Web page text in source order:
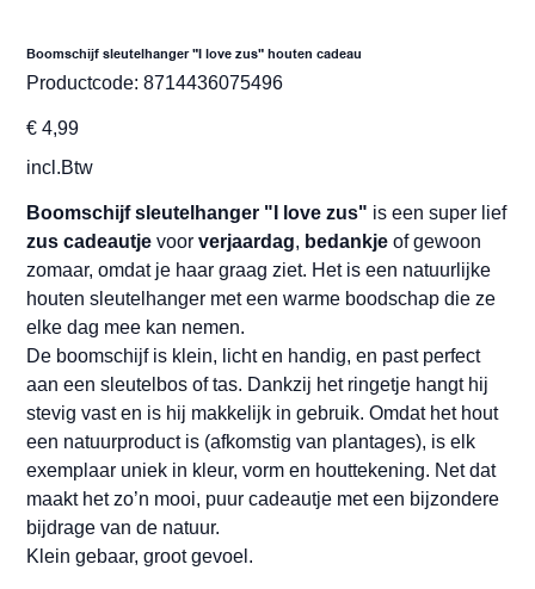
Boomschijf sleutelhanger "I love zus" houten cadeau
Productcode: Productcode
8714436075496
8714436075496
Prijs
€ 4,99
incl.Btw
Boomschijf sleutelhanger "I love zus" is een super lief
zus cadeautje voorverjaardag, bedankje of gewoon
zomaar, omdat je haar graag ziet. Het is een natuurlijke
houten sleutelhanger met een warme boodschap die ze
elke dag mee kan nemen.
De boomschijf is klein, licht en handig, en past perfect
aan een sleutelbos of tas. Dankzij het ringetje hangt hij
stevig vast en is hij makkelijk in gebruik. Omdat het hout
een natuurproduct is (afkomstig van plantages), is elk
exemplaar uniek in kleur, vorm en houttekening. Net dat
maakt het zo’n mooi, puur cadeautje met een bijzondere
bijdrage van de natuur.
Klein gebaar, groot gevoel.